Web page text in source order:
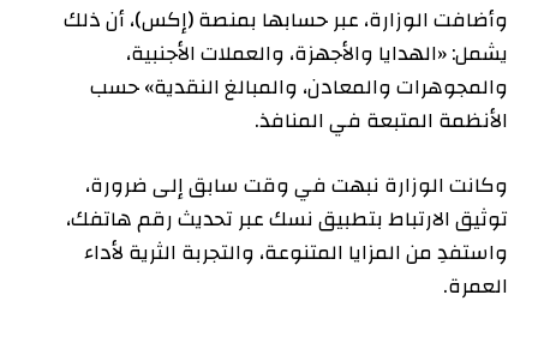
وأضافت الوزارة، عبر حسابها بمنصة (إكس)، أن ذلك
يشمل: «الهدايا والأجهزة، والعملات الأجنبية،
والمجوهرات والمعادن، والمبالغ النقدية» حسب
الأنظمة المتبعة في المنافذ.
وكانت الوزارة نبهت في وقت سابق إلى ضرورة،
توثيق الارتباط بتطبيق نسك عبر تحديث رقم هاتفك،
واستفدِ من المزايا المتنوعة، والتجربة الثرية لأداء
العمرة.